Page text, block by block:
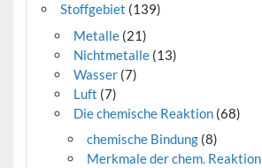
Stoffgebiet (139)
Metalle(21)
Nichtmetalle(13)
Wasser(7)
Luft (7)
Die chemische Reaktion(68)
chemische Bindung (8)
Merkmale der chem. Reaktion